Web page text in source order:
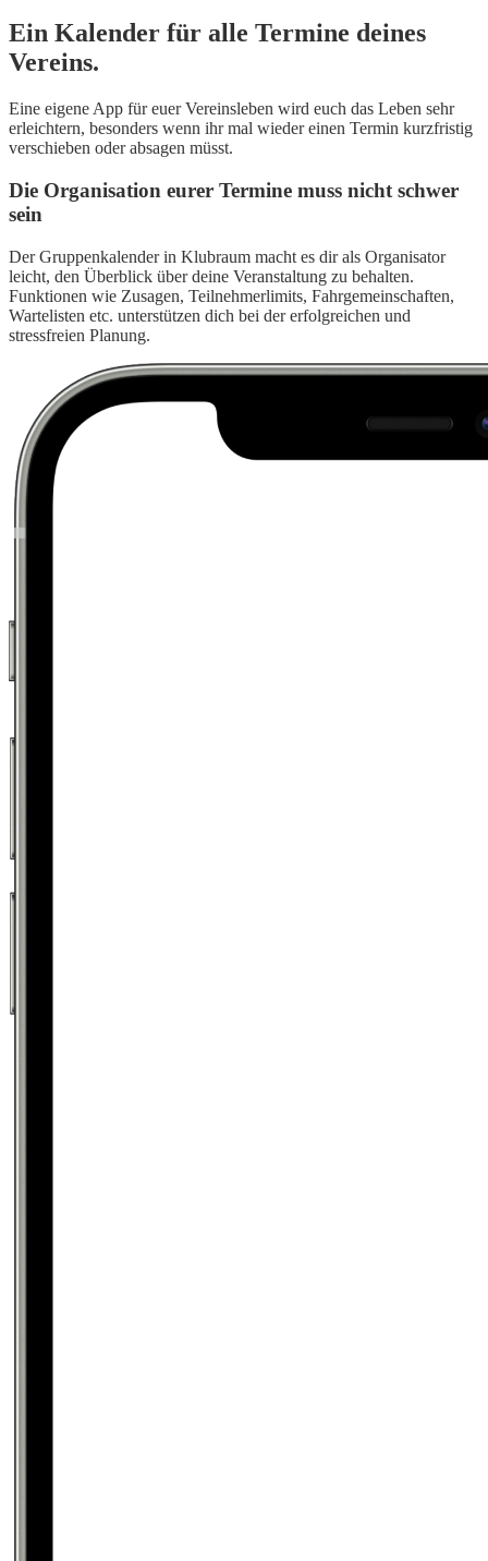
Ein Kalender für alle Termine deines
Vereins.
Eine eigene App für euer Vereinsleben wird euch das Leben sehr
erleichtern, besonders wenn ihr mal wieder einen Termin kurzfristig
verschieben oder absagen müsst.
Die Organisation eurer Termine muss nicht schwer
sein
Der Gruppenkalender in Klubraum macht es dir als Organisator
leicht, den Überblick über deine Veranstaltung zu behalten.
Funktionen wie Zusagen, Teilnehmerlimits, Fahrgemeinschaften,
Wartelisten etc. unterstützen dich bei der erfolgreichen und
stressfreien Planung.